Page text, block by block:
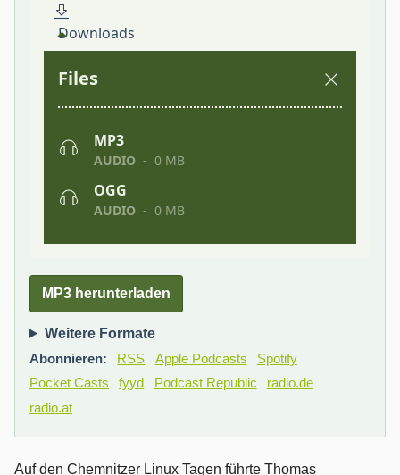
MP3 herunterladen
Weitere Formate
Abonnieren:
RSS Apple Podcasts
Spotify
Pocket Casts
fyyd Podcast Republic
radio.de
radio.at
Auf den Chemnitzer Linux Tagen führte Thomas